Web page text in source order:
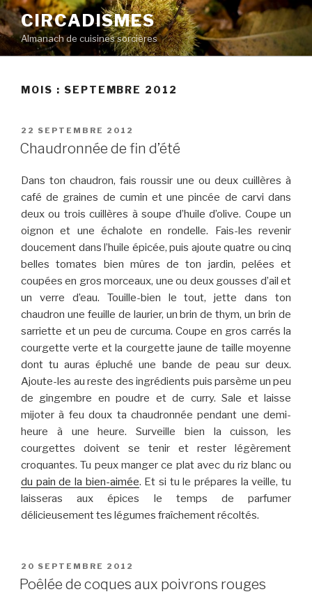
Aller
au
contenu
principal
CIRCADISMES
Almanach de cuisines sorcières
MOIS : SEPTEMBRE 2012
PUBLIÉ
LE
22 SEPTEMBRE 2012
Chaudronnée de fin d’été
Dans ton chaudron, fais roussir une ou deux cuillères à
café de graines de cumin et une pincée de carvi dans
deux ou trois cuillères à soupe d’huile d’olive. Coupe un
oignon et une échalote en rondelle. Fais-les revenir
doucement dans l’huile épicée, puis ajoute quatre ou cinq
belles tomates bien mûres de ton jardin, pelées et
coupées en gros morceaux, une ou deux gousses d’ail et
un verre d’eau. Touille-bien le tout, jette dans ton
chaudron une feuille de laurier, un brin de thym, un brin de
sarriette et un peu de curcuma. Coupe en gros carrés la
courgette verte et la courgette jaune de taille moyenne
dont tu auras épluché une bande de peau sur deux.
Ajoute-les au reste des ingrédients puis parsème un peu
de gingembre en poudre et de curry. Sale et laisse
mijoter à feu doux ta chaudronnée pendant une demi-
heure à une heure. Surveille bien la cuisson, les
courgettes doivent se tenir et rester légèrement
croquantes. Tu peux manger ce plat avec du riz blanc ou
du pain de la bien-aimée. Et si tu le prépares la veille, tu
laisseras aux épices le temps de parfumer
délicieusement tes légumes fraîchement récoltés.
PUBLIÉ
LE
20 SEPTEMBRE 2012
Poêlée de coques aux poivrons rouges